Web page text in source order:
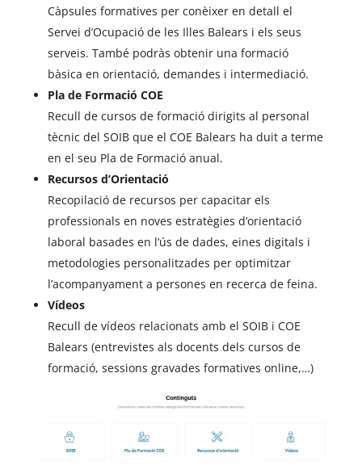
Càpsules formatives per conèixer en detall el
Servei d’Ocupació de les Illes Balears i els seus
serveis. També podràs obtenir una formació
bàsica en orientació, demandes i intermediació.
Pla de Formació COE
Recull de cursos de formació dirigits al personal
tècnic del SOIB que el COE Balears ha duit a terme
en el seu Pla de Formació anual.
Recursos d’Orientació
Recopilació de recursos per capacitar els
professionals en noves estratègies d’orientació
laboral basades en l’ús de dades, eines digitals i
metodologies personalitzades per optimitzar
l’acompanyament a persones en recerca de feina.
Vídeos
Recull de vídeos relacionats amb el SOIB i COE
Balears (entrevistes als docents dels cursos de
formació, sessions gravades formatives online,…)